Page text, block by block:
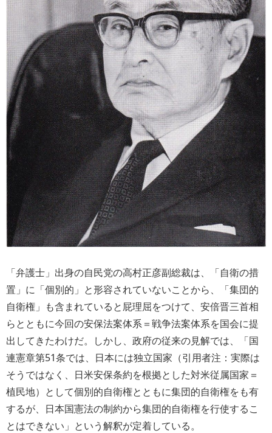
「弁護士」出身の自民党の高村正彦副総裁は、「自衛の措
置」に「個別的」と形容されていないことから、「集団的
自衛権」も含まれていると屁理屈をつけて、安倍晋三首相
らとともに今回の安保法案体系＝戦争法案体系を国会に提
出してきたわけだ。しかし、政府の従来の見解では、「国
連憲章第51条では、日本には独立国家（引用者注：実際は
そうではなく、日米安保条約を根拠とした対米従属国家＝
植民地）として個別的自衛権とともに集団的自衛権をも有
するが、日本国憲法の制約から集団的自衛権を行使するこ
とはできない」という解釈が定着している。